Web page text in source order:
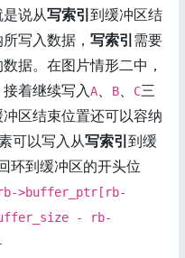
是说从写索引 到缓冲区结
写入数据， 写索引 需要
据。在图片情形二中，
接着继续写入A、 B、 C三
冲区结束位置还可以容纳
可以写入从写索引 到缓
环到缓冲区的开头位
>buffer_ptr[rb-
- rb-